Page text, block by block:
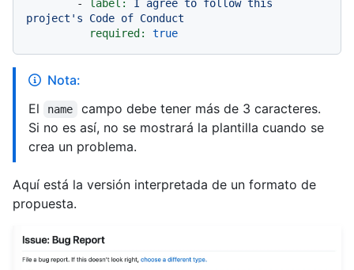
-
label: I agree to follow this
project's
Code of Conduct
required:
true
Nota:
El
name
campo debe tener más de 3 caracteres.
Si no es así, no se mostrará la plantilla cuando se
crea un problema.
Aquí está la versión interpretada de un formato de
propuesta.